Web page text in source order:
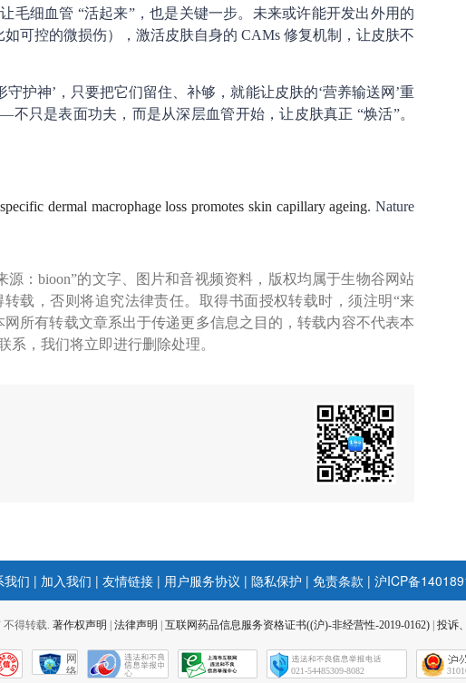
毛细血管 “活起来”，也是关键一步。未来或许能开发出外用的
可控的微损伤），激活皮肤自身的 CAMs 修复机制，让皮肤不
护神’，只要把它们留住、补够，就能让皮肤的‘营养输送网’重
只是表面功夫，而是从深层血管开始，让皮肤真正 “焕活”。
dermal macrophage loss promotes skin capillary ageing. Nature
源：bioon”的文字、图片和音视频资料，版权均属于生物谷网站
载，否则将追究法律责任。取得书面授权转载时，须注明“来
所有转载文章系出于传递更多信息之目的，转载内容不代表本
，我们将立即进行删除处理。
我们 | 加入我们 | 友情链接 | 用户服务协议 | 隐私保护 | 免责条款 | 沪ICP备
得转载. 著作权声明 | 法律声明 | 互联网药品信息服务资格证书((沪)-非经营性-2019-0162) | 投诉
网
络
021-54485309-8082